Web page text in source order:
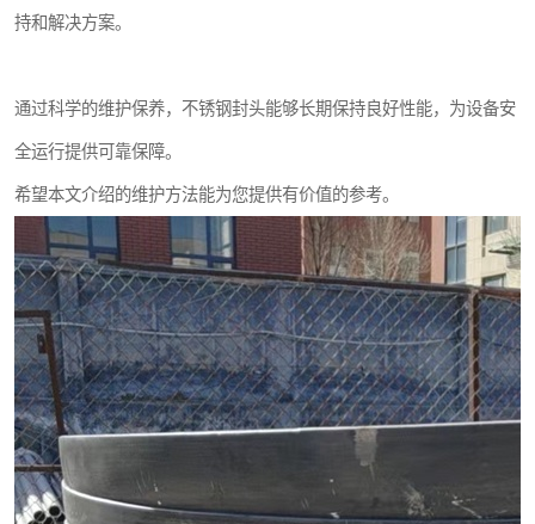
持和解决方案。
通过科学的维护保养，不锈钢封头能够长期保持良好性能，为设备安
全运行提供可靠保障。
希望本文介绍的维护方法能为您提供有价值的参考。